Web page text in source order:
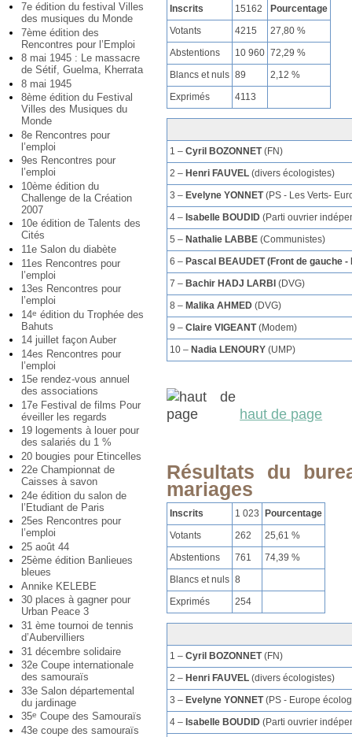
7e édition du festival Villes
des musiques du Monde
7ème édition des
Rencontres pour l’Emploi
8 mai 1945 : Le massacre
de Sétif, Guelma, Kherrata
8 mai 1945
8ème édition du Festival
Villes des Musiques du
Monde
8e Rencontres pour
l’emploi
9es Rencontres pour
l’emploi
10ème édition du
Challenge de la Création
2007
10e édition de Talents des
Cités
11e Salon du diabète
11es Rencontres pour
l’emploi
13es Rencontres pour
l’emploi
14e édition du Trophée des
Bahuts
14 juillet façon Auber
14es Rencontres pour
l’emploi
15e rendez-vous annuel
des associations
17e Festival de films Pour
éveiller les regards
19 logements à louer pour
des salariés du 1 %
20 bougies pour Etincelles
22e Championnat de
Caisses à savon
24e édition du salon de
l’Etudiant de Paris
25es Rencontres pour
l’emploi
25 août 44
25ème édition Banlieues
bleues
Annike KELEBE
30 places à gagner pour
Urban Peace 3
31 ème tournoi de tennis
d’Aubervilliers
31 décembre solidaire
32e Coupe internationale
des samouraïs
33e Salon départemental
du jardinage
35e Coupe des Samouraïs
43e coupe des samouraïs
Inscrits 15162
Pourcentage
Votants
4215
27,80 %
Abstentions
10 960 72,29 %
Blancs et nuls 89
2,12 %
Exprimés
4113
1 –Cyril BOZONNET(FN)
2 –Henri FAUVEL (divers écologistes)
3 –Evelyne YONNET(PS - Les Verts-
4 –Isabelle BOUDID (Parti ouvrier
5 –Nathalie LABBE (Communistes)
6 –Pascal BEAUDET (Front de gauche -
7 –Bachir HADJ LARBI (DVG)
8 –Malika AHMED (DVG)
9 –Claire VIGEANT(Modem)
10 –Nadia LENOURY (UMP)
haut de page
Résultats du
mariages
Inscrits 1 023
Pourcentage
Votants
262
25,61 %
Abstentions
761
74,39 %
Blancs et nuls 8
Exprimés
254
1 –Cyril BOZONNET(FN)
2 – Henri FAUVEL (divers écologistes)
3 – Evelyne YONNET(PS - Europe
4 – Isabelle BOUDID (Parti ouvrier